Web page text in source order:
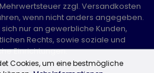
zzgl. Versandkosten
wenn nicht anders angegeben.
nur an gewerbliche Kunden,
Rechts, sowie soziale und
Einrichtungen.
Cookies, um eine bestmögliche